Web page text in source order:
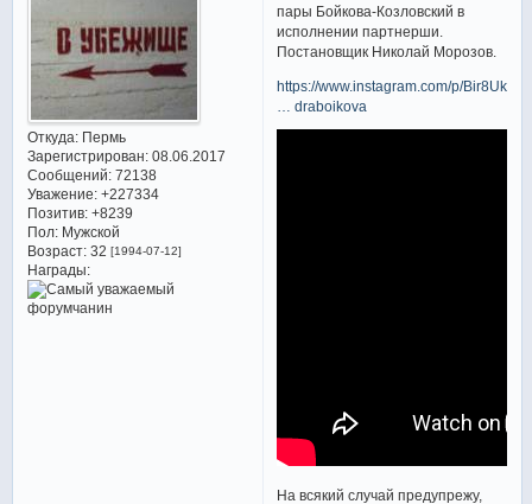
Откуда:Пермь
Зарегистрирован: 08.06.2017
Сообщений:72138
Уважение: +227334
Позитив: +8239
Пол:Мужской
Возраст:32 [1994-07-12]
Награды:
пары Бойкова-Козловский в
исполнении партнерши.
Постановщик Николай Морозов.
https://www.instagram.com/p/
… draboikova
На всякий случай предупрежу,